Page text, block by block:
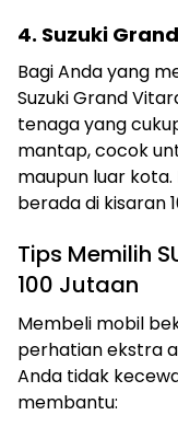
4. Suzuki
Bagi Anda yang
Suzuki Grand
tenaga yang
mantap, cocok
maupun luar
berada di kisaran
Tips Memilih
100 Jutaan
Membeli mobil
perhatian ekstra
Anda tidak
membantu: